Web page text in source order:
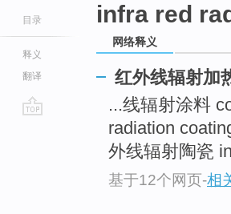
目录
释义
翻译
infra red
网络释义
红外线辐射加
...线辐射涂料
radiation
外线辐射陶瓷
基于12个网页-相